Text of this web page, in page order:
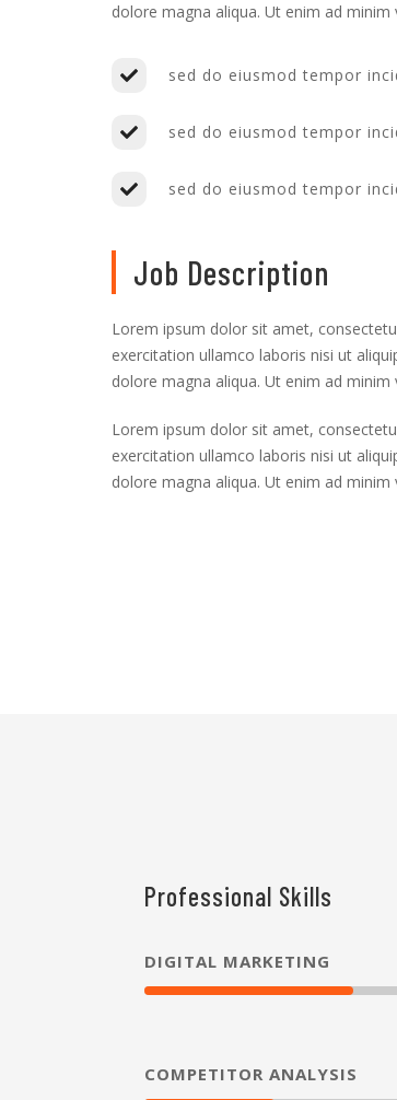
dolore magna aliqua. Ut enim ad
sed do eiusmod tempor
sed do eiusmod tempor
sed do eiusmod tempor
Job Description
Lorem ipsum dolor sit amet,
exercitation ullamco laboris nisi ut
dolore magna aliqua. Ut enim ad
Lorem ipsum dolor sit amet,
exercitation ullamco laboris nisi ut
dolore magna aliqua. Ut enim ad
Professional Skills
DIGITAL MARKETING
COMPETITOR ANALYSIS